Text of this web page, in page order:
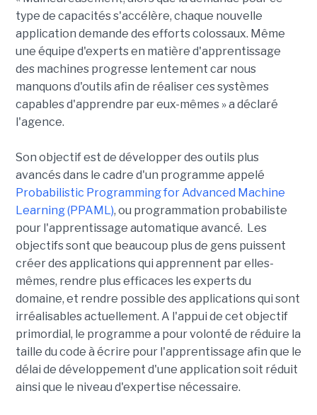
type de capacités s'accélère, chaque nouvelle
application demande des efforts colossaux. Même
une équipe d'experts en matière d'apprentissage
des machines progresse lentement car nous
manquons d'outils afin de réaliser ces systèmes
capables d'apprendre par eux-mêmes » a déclaré
l'agence.
Son objectif est de développer des outils plus
avancés dans le cadre d'un programme appelé
Probabilistic Programming for Advanced Machine
Learning (PPAML), ou programmation probabiliste
pour l'apprentissage automatique avancé. Les
objectifs sont que beaucoup plus de gens puissent
créer des applications qui apprennent par elles-
mêmes, rendre plus efficaces les experts du
domaine, et rendre possible des applications qui sont
irréalisables actuellement. A l'appui de cet objectif
primordial, le programme a pour volonté de réduire la
taille du code à écrire pour l'apprentissage afin que le
délai de développement d'une application soit réduit
ainsi que le niveau d'expertise nécessaire.